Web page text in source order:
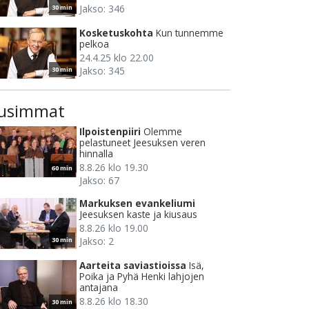
30 min
Jakso: 346
30 min
Kosketuskohta Kun tunnemme
pelkoa
24.4.25 klo 22.00
Jakso: 345
60 min
Ilpoistenpiiri Olemme
pelastuneet Jeesuksen veren
hinnalla
8.8.26 klo 19.30
Jakso: 67
30 min
Markuksen evankeliumi
Jeesuksen kaste ja kiusaus
8.8.26 klo 19.00
Jakso: 2
30 min
Aarteita saviastioissa Isä,
Poika ja Pyhä Henki lahjojen
antajana
8.8.26 klo 18.30